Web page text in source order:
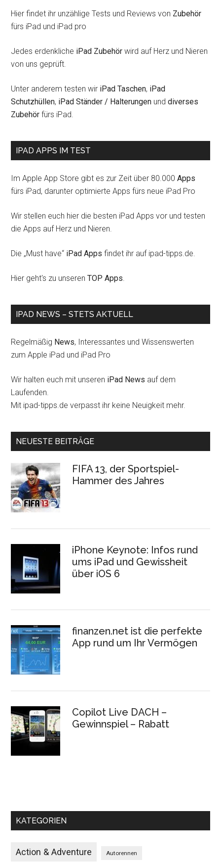
Hier findet ihr unzählige Tests und Reviews von Zubehör
fürs iPad und iPad pro
Jedes erdenkliche iPad Zubehör wird auf Herz und Nieren
von uns geprüft.
Unter anderem testen wir iPad Taschen, iPad
Schutzhüllen, iPad Ständer / Halterungen unddiverses
Zubehör fürs iPad.
IPAD APPS IM TEST
Im Apple App Store gibt es zur Zeit über 80.000Apps
fürs iPad, darunter optimierte Apps fürs neue iPad Pro
Wir stellen euch hier die besten iPad Apps vor und testen
die Apps auf Herz und Nieren.
Die „Must have“ iPad Apps findet ihr auf ipad-tipps.de.
Hier geht's zu unserenTOP Apps.
IPAD NEWS – STETS AKTUELL
Regelmäßig News, Interessantes und Wissenswerten
zum Apple iPad und iPad Pro
Wir halten euch mit unseren iPad News auf dem
Laufenden.
Mit ipad-tipps.de verpasst ihr keine Neuigkeit mehr.
NEUESTE BEITRÄGE
FIFA 13, der Sportspiel-
Hammer des Jahres
iPhone Keynote: Infos rund
ums iPad und Gewissheit
über iOS 6
finanzen.net ist die perfekte
App rund um Ihr Vermögen
Copilot Live DACH –
Gewinnspiel – Rabatt
KATEGORIEN
Action & Adventure Autorennen